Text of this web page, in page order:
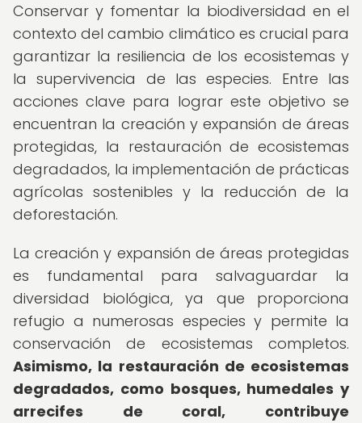
Conservar y fomentar la biodiversidad en el
contexto del cambio climático es crucial para
garantizar la resiliencia de los ecosistemas y
la supervivencia de las especies. Entre las
acciones clave para lograr este objetivo se
encuentran la creación y expansión de áreas
protegidas, la restauración de ecosistemas
degradados, la implementación de prácticas
agrícolas sostenibles y la reducción de la
deforestación.
La creación y expansión de áreas protegidas
es fundamental para salvaguardar la
diversidad biológica, ya que proporciona
refugio a numerosas especies y permite la
conservación de ecosistemas completos.
Asimismo, la restauración de ecosistemas
degradados, como bosques, humedales y
arrecifes de coral, contribuye